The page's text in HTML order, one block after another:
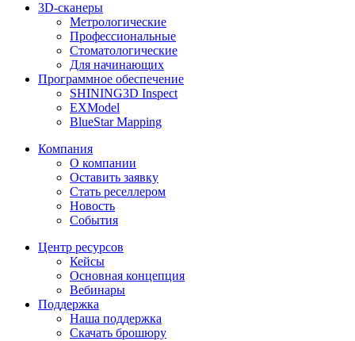
3D-сканеры
Метрологические
Профессиональные
Стоматологические
Для начинающих
Программное обеспечение
SHINING3D Inspect
EXModel
BlueStar Mapping
Компания
О компании
Оставить заявку
Стать реселлером
Новость
События
Центр ресурсов
Кейсы
Основная концепция
Вебинары
Поддержка
Наша поддержка
Скачать брошюру